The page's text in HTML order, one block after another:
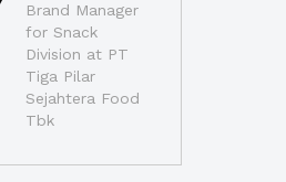
Brand Manager
for Snack
Division at PT
Tiga Pilar
Sejahtera Food
Tbk